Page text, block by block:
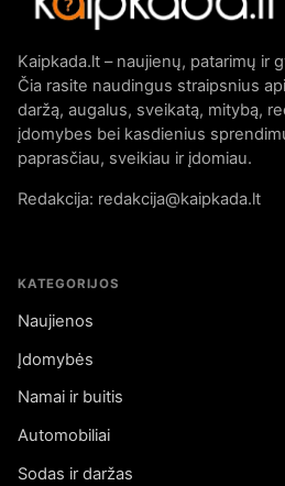
Kaipkada.lt – naujienų, patarimų ir
Čia rasite naudingus straipsnius
daržą, augalus, sveikatą, mitybą,
įdomybes bei kasdienius
paprasčiau, sveikiau ir įdomiau.
Redakcija: redakcija@kaipkada.lt
KATEGORIJOS
Naujienos
Įdomybės
Namai ir buitis
Automobiliai
Sodas ir daržas